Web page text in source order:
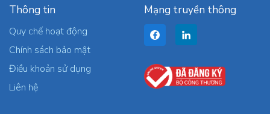
Thông tin
Quy chế hoạt động
Chính sách bảo mật
Điều khoản sử dụng
Liên hệ
Mạng truyền thông